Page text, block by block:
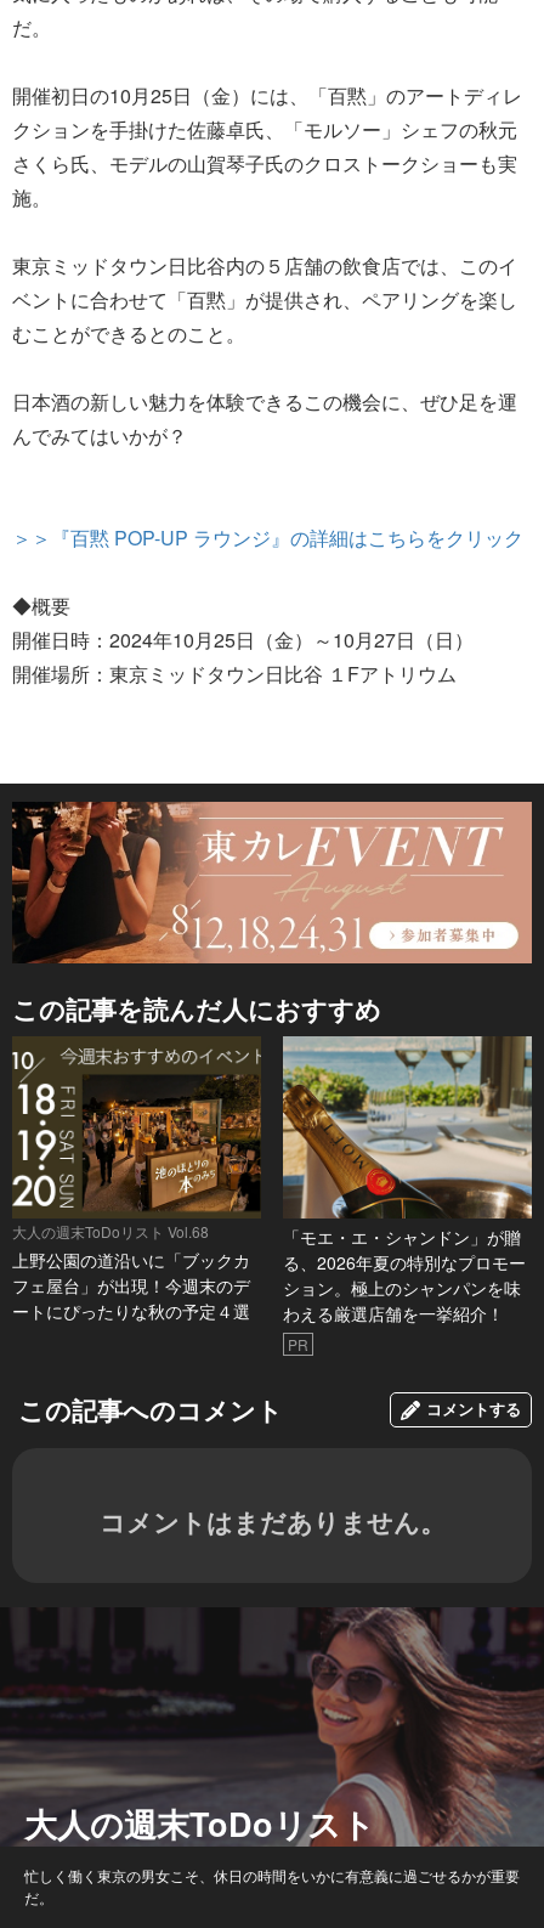
だ。
開催初日の10月25日（金）には、「百黙」のアートディレ
クションを手掛けた佐藤卓氏、「モルソー」シェフの秋元
さくら氏、モデルの山賀琴子氏のクロストークショーも実
施。
東京ミッドタウン日比谷内の５店舗の飲食店では、このイ
ベントに合わせて「百黙」が提供され、ペアリングを楽し
むことができるとのこと。
日本酒の新しい魅力を体験できるこの機会に、ぜひ足を運
んでみてはいかが？
＞＞『百黙 POP-UP ラウンジ』の詳細はこちらをクリック
◆概要
開催日時：2024年10月25日（金）～10月27日（日）
開催場所：東京ミッドタウン日比谷 １Fアトリウム
この記事を読んだ人におすすめ
大人の週末ToDoリスト Vol.68
上野公園の道沿いに「ブックカ
フェ屋台」が出現！今週末のデ
ートにぴったりな秋の予定４選
「モエ・エ・シャンドン」が贈
る、2026年夏の特別なプロモー
ション。極上のシャンパンを味
わえる厳選店舗を一挙紹介！
PR
この記事へのコメント コメントする
コメントはまだありません。
大人の週末ToDoリスト
忙しく働く東京の男女こそ、休日の時間をいかに有意義に過ごせるかが重要
だ。